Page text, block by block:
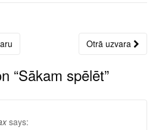
Otrā uzvara
“Sākam spēlēt”
says: